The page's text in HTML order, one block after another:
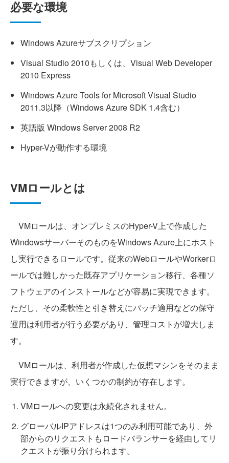
必要な環境
Windows Azureサブスクリプション
Visual Studio 2010もしくは、Visual Web Developer
2010 Express
Windows Azure Tools for Microsoft Visual Studio
2011.3以降（Windows Azure SDK 1.4含む）
英語版 Windows Server 2008 R2
Hyper-Vが動作する環境
VMロールとは
VMロールは、オンプレミスのHyper-V上で作成した
WindowsサーバーそのものをWindows Azure上にホスト
し実行できるロールです。従来のWebロールやWorkerロ
ールでは難しかった既存アプリケーション移行、各種ソ
フトウェアのインストールなどが容易に実現できます。
ただし、その柔軟性と引き替えにパッチ適用などの保守
運用は利用者が行う必要があり、管理コストが増大しま
す。
VMロールは、利用者が作成した仮想マシンをそのまま
実行できますが、いくつかの制約が存在します。
VMロールへの変更は永続化されません。
グローバルIPアドレスは1つのみ利用可能であり、外
部からのリクエストもロードバランサーを経由してリ
クエストが振り分けられます。